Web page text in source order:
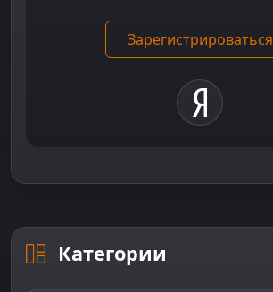
Зарегистрироваться
Категории